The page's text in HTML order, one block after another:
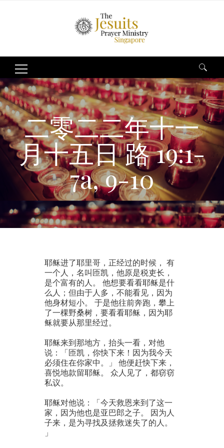
Search
for:
二零二二年十一
月十五日 路 19:1-
7a, 9-10
耶稣进了耶里哥，正经过的时候， 有
一个人，名叫匝凯，他原是税吏长，
是个富有的人。 他想要看看耶稣是什
么人；但由于人多，不能看见，因为
他身材短小。 于是他往前奔跑，攀上
了一棵野桑树，要看看耶稣，因为耶
稣就要从那里经过。
耶稣来到那地方，抬头一看，对他
说：「匝凯，你快下来！因为我今天
必须住在你家中。」 他便赶快下来，
喜悦地款留耶稣。 众人见了，都窃窃
私议。
耶稣对他说：「今天救恩来到了这一
家，因为他也是亚巴郎之子。 因为人
子来，是为寻找及拯救迷失了的人。
」